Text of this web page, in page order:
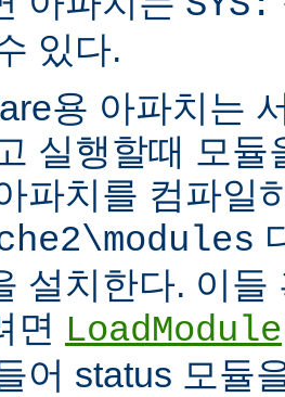
있다.
용 아파치는
실행할때 모듈
파치를 컴파일
설치한다. 이
면 LoadModule
어 status 모듈